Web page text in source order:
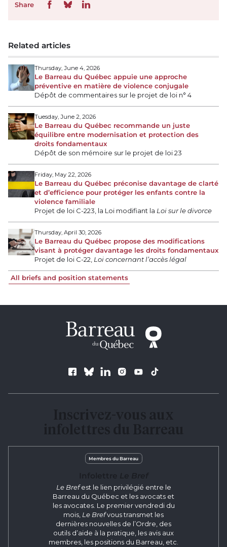
Share
Related articles
Thursday, June 4, 2026
Le Barreau du Québec appuie une approche
préventive en matière de violence conjugale
Dépôt de commentaires sur le projet de loi n° 4
Tuesday, June 2, 2026
Le Barreau du Québec recommande un juste
équilibre entre modernisation et protection des
droits fondamentaux
Dépôt de son mémoire sur le projet de loi 23
Friday, May 22, 2026
Le Barreau du Québec préconise davantage de clarté
et d’efficience pour protéger les enfants contre la
violence familiale
Projet de loi C-223, la Loi modifiant la Loi sur le divorce
Thursday, April 30, 2026
Le Barreau du Québec propose des modifications
visant à protéger davantage les droits fondamentaux
Projet de loi C-22, Loi concernant l’accès légal
All briefs and position statements
Follow us
Membres du Barreau
Le Brefest le lien privilégié entre le
Barreau du Québec et les avocats et
les avocates. Le premier vendredi du
mois, Le Brefvous transmet les
dernières nouvelles de l’Ordre, des
outils d’aide à la pratique, les avis aux
membres, les positions du Barreau, etc.